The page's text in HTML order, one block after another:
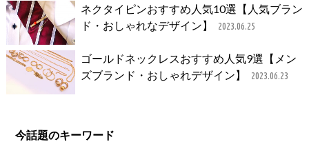
ネクタイピンおすすめ人気10選【人気ブラン
ド・おしゃれなデザイン】
2023.06.25
ゴールドネックレスおすすめ人気9選【メン
ズブランド・おしゃれデザイン】
2023.06.23
今話題のキーワード